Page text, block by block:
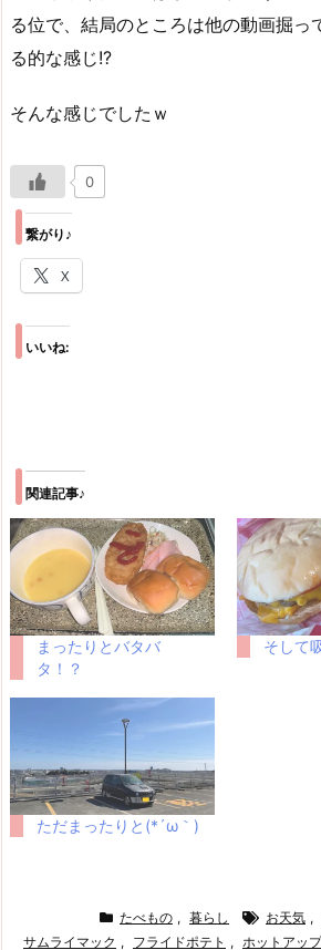
る位で、結局のところは他の動画掘っ
る的な感じ!?
そんな感じでしたｗ
0
繋がり♪
X
いいね:
関連記事♪
まったりとバタバ
タ！？
そして
ただまったりと(*´ω｀)
たべもの , 暮らし お天気 ,
サムライマック , フライドポテト , ホットアッ